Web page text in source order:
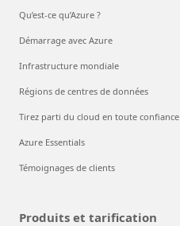
Qu’est-ce qu’Azure ?
Démarrage avec Azure
Infrastructure mondiale
Régions de centres de données
Tirez parti du cloud en toute confiance
Azure Essentials
Témoignages de clients
Produits et tarification